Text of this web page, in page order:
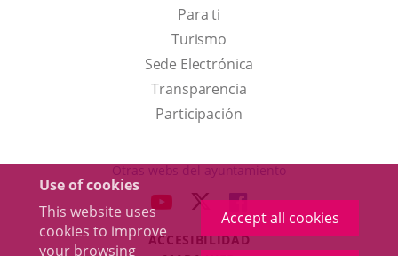
Use of cookies
This website uses
cookies to improve
your browsing
Accept all cookies
Para ti
TurismoThis
link
will
open
a
up
window.
Sede Electrónica
Transparencia
Participación
Otras webs del ayuntamiento
LINK
EXTERNAL
LINK
TO
EXTERNAL
LINK
TO
EXTERNAL
ACCESIBILIDAD